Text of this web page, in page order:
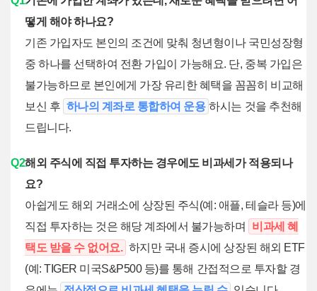
떻게 해야 하나요?
기존 가입자도 본인의 조건에 맞춰 청년형이나 국민성장형
중 하나를 선택하여 전환 가입이 가능해요. 단, 중복 가입은
불가능하므로 본인에게 가장 유리한 혜택을 꼼꼼히 비교해
보신 후 하나의 계좌로 통합하여 운용 하시는 것을 추천해
드립니다.
Q2.해외 주식에 직접 투자하는 경우에도 비과세가 적용되나
요?
아쉽게도 해외 거래소에 상장된 주식(예: 애플, 테슬라 등)에
직접 투자하는 것은 해당 계좌에서 불가능하며
비과세 혜
택도 받을 수 없어요. 하지만 국내 증시에 상장된 해외 ETF
(예: TIGER 미국S&P500 등)를 통해 간접적으로 투자할 경